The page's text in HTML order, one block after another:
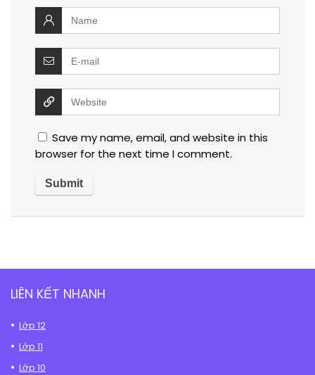
Save my name, email, and website in this
browser for the next time I comment.
LIÊN KẾT NHANH
Lớp 12
Lớp 11
Lớp 10